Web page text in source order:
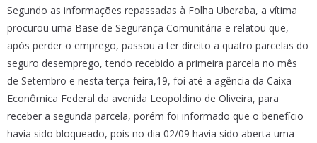
Segundo as informações repassadas à Folha Uberaba, a vítima
procurou uma Base de Segurança Comunitária e relatou que,
após perder o emprego, passou a ter direito a quatro parcelas do
seguro desemprego, tendo recebido a primeira parcela no mês
de Setembro e nesta terça-feira,19, foi até a agência da Caixa
Econômica Federal da avenida Leopoldino de Oliveira, para
receber a segunda parcela, porém foi informado que o benefício
havia sido bloqueado, pois no dia 02/09 havia sido aberta uma